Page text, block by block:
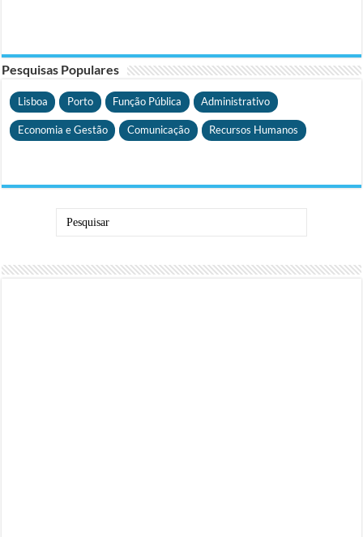
Pesquisas Populares
Lisboa Porto Função Pública Administrativo
Economia e Gestão Comunicação Recursos Humanos